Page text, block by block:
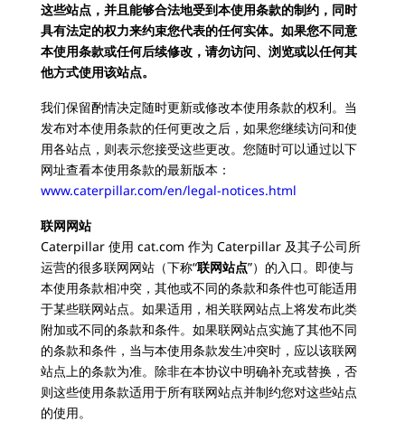
这些站点，并且能够合法地受到本使用条款的制约，同时
具有法定的权力来约束您代表的任何实体。如果您不同意
本使用条款或任何后续修改，请勿访问、浏览或以任何其
他方式使用该站点。
我们保留酌情决定随时更新或修改本使用条款的权利。当
发布对本使用条款的任何更改之后，如果您继续访问和使
用各站点，则表示您接受这些更改。您随时可以通过以下
网址查看本使用条款的最新版本：
www.caterpillar.com/en/legal-notices.html
联网网站
Caterpillar 使用 cat.com 作为 Caterpillar 及其子公司所
运营的很多联网网站（下称“联网站点”）的入口。即使与
本使用条款相冲突，其他或不同的条款和条件也可能适用
于某些联网站点。如果适用，相关联网站点上将发布此类
附加或不同的条款和条件。如果联网站点实施了其他不同
的条款和条件，当与本使用条款发生冲突时，应以该联网
站点上的条款为准。除非在本协议中明确补充或替换，否
则这些使用条款适用于所有联网站点并制约您对这些站点
的使用。